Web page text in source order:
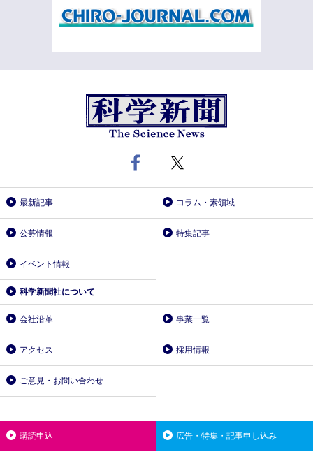
最新記事 コラム・素領域
公募情報 特集記事
イベント情報
科学新聞社について
会社沿革 事業一覧
アクセス 採用情報
ご意見・お問い合わせ
購読申込 広告・特集・記事申し込み